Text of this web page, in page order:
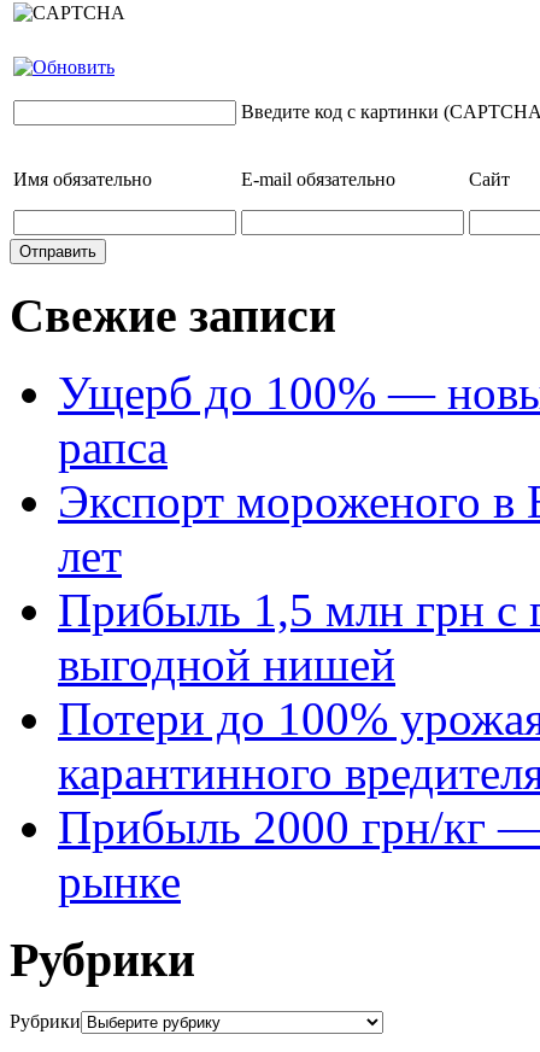
Введите код с картинки
Имя обязательно E-mail обязательно Сайт
Свежие записи
Ущерб до 100% —
рапса
Экспорт мороженого в
лет
Прибыль 1,5 млн грн с
выгодной нишей
Потери до 100%
карантинного
Прибыль 2000 грн/кг —
рынке
Рубрики
Рубрики